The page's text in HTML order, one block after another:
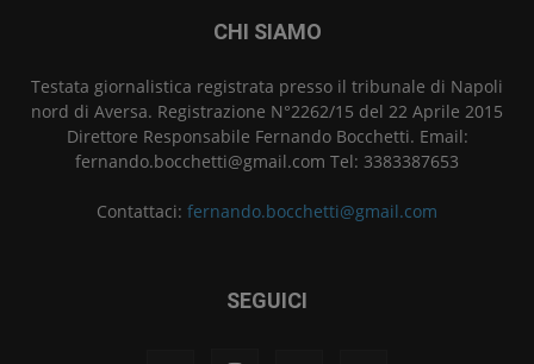
CHI SIAMO
Testata giornalistica registrata presso il tribunale di Napoli
nord di Aversa. Registrazione N°2262/15 del 22 Aprile 2015
Direttore Responsabile Fernando Bocchetti. Email:
fernando.bocchetti@gmail.com Tel: 3383387653
Contattaci: fernando.bocchetti@gmail.com
SEGUICI